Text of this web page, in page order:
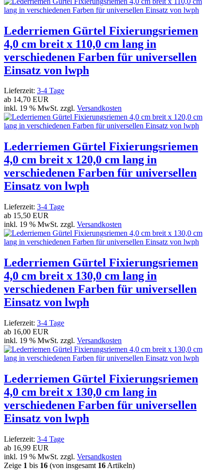
Lederriemen Gürtel Fixierungsriemen
4,0 cm breit x 110,0 cm lang in
verschiedenen Farben für universellen
Einsatz von lwph
Lieferzeit: 3-4 Tage
ab 14,70 EUR
inkl. 19 % MwSt. zzgl. Versandkosten
Lederriemen Gürtel Fixierungsriemen
4,0 cm breit x 120,0 cm lang in
verschiedenen Farben für universellen
Einsatz von lwph
Lieferzeit: 3-4 Tage
ab 15,50 EUR
inkl. 19 % MwSt. zzgl. Versandkosten
Lederriemen Gürtel Fixierungsriemen
4,0 cm breit x 130,0 cm lang in
verschiedenen Farben für universellen
Einsatz von lwph
Lieferzeit: 3-4 Tage
ab 16,00 EUR
inkl. 19 % MwSt. zzgl. Versandkosten
Lederriemen Gürtel Fixierungsriemen
4,0 cm breit x 130,0 cm lang in
verschiedenen Farben für universellen
Einsatz von lwph
Lieferzeit: 3-4 Tage
ab 16,99 EUR
inkl. 19 % MwSt. zzgl. Versandkosten
Zeige 1 bis 16 (von insgesamt 16 Artikeln)